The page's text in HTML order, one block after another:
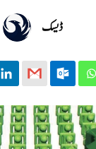
ڈیسک